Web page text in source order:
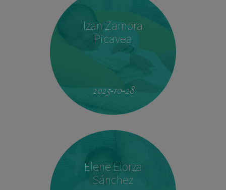
Izan Zamora
Picavea
2025-10-28
Elene Elorza
Sánchez